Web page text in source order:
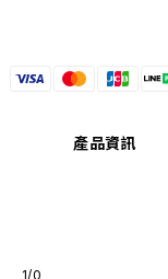
產品資訊
1/0